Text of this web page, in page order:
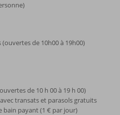
de 10h00 à 19h00)
de 10 h 00 à 19 h 00)
transats et parasols gratuits
bain payant (1 € par jour)